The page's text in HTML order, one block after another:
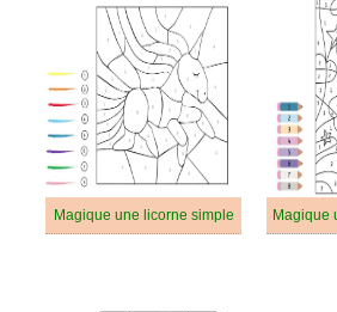
Magique une licorne simple